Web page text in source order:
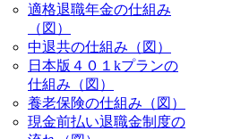
適格退職年金の仕組み
（図）
中退共の仕組み（図）
日本版４０１kプランの
仕組み（図）
養老保険の仕組み（図）
現金前払い退職金制度の